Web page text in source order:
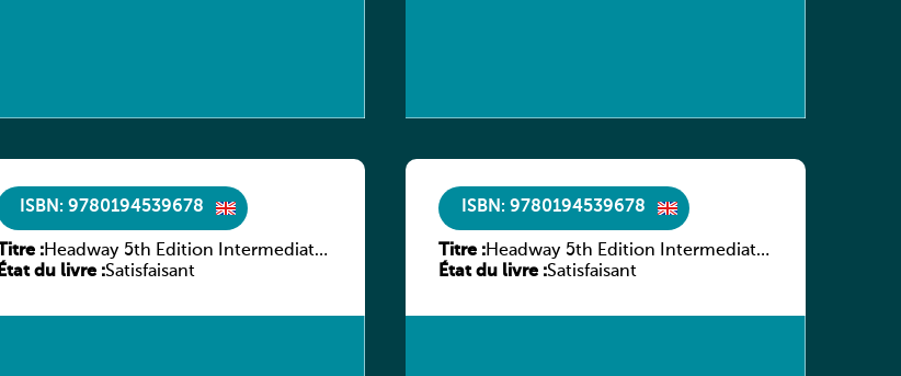
ISBN: 9780194539678
Titre :Headway 5th Edition Intermediate
Workbook without key
État du livre :Satisfaisant
ISBN: 9780194539678
Titre :Headway 5th Edition Intermediate
Workbook without key
État du livre :Satisfaisant